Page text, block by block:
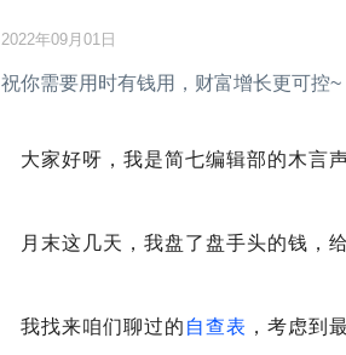
2022年09月01日
祝你需要用时有钱用，财富增长更可控~
大家好呀，我是简七编辑部的木言
月末这几天，我盘了盘手头的钱，
我找来咱们聊过的 自查表 ，考虑到